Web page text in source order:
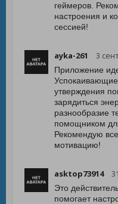
геймеров.
настроения и
сессией!
ayka-261 3
Приложение
утверждения
зарядиться
разнообразие
помощником
Рекомендую
мотивацию!
asktop73914
Это
помогает